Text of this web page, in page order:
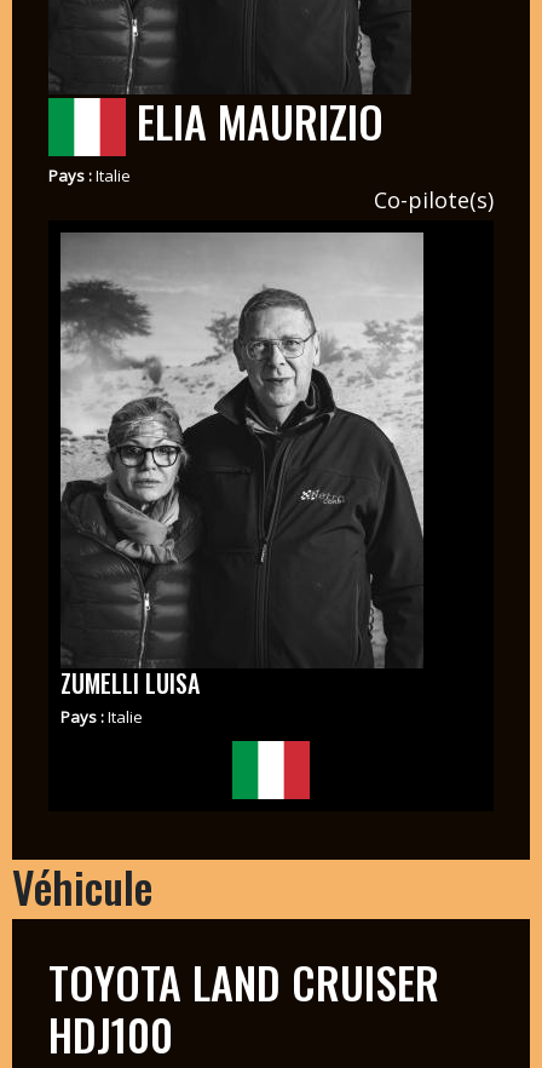
ELIA MAURIZIO
Pays :Italie
Co-pilote(s)
ZUMELLI LUISA
Pays :Italie
Véhicule
TOYOTA LAND CRUISER
HDJ100